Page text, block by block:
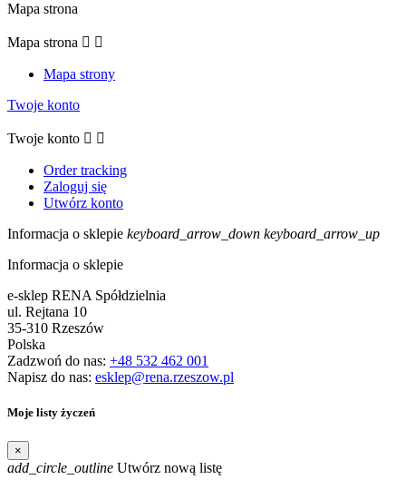
Mapa strona
Mapa strona  
Mapa strony
Twoje konto
Twoje konto  
Order tracking
Zaloguj się
Utwórz konto
Informacja o sklepie keyboard_arrow_down keyboard_arrow_up
Informacja o sklepie
e-sklep RENA Spółdzielnia
ul. Rejtana 10
35-310 Rzeszów
Polska
Zadzwoń do nas: +48 532 462 001
Napisz do nas: esklep@rena.rzeszow.pl
Moje listy życzeń
×
add_circle_outline Utwórz nową listę